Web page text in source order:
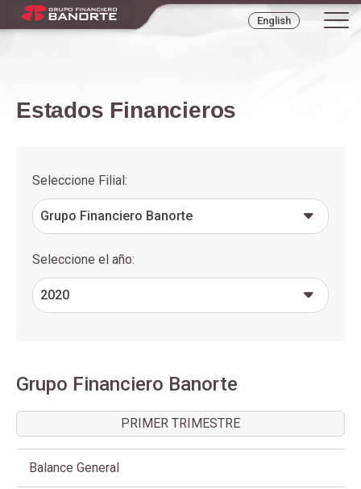
English
Estados Financieros
Seleccione Filial:
Grupo Financiero Banorte
Seleccione el año:
2020
Grupo Financiero Banorte
PRIMER TRIMESTRE
Balance General